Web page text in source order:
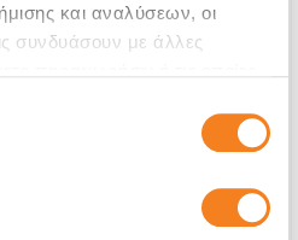
και αναλύσεων, οι
συνδυάσουν με άλλες
€72,58
€90,00
2-4 ώρες